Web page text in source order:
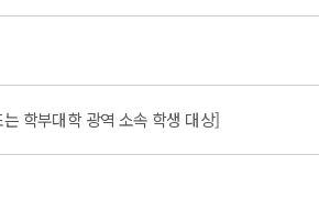
학부대학 광역 소속 학생 대상]